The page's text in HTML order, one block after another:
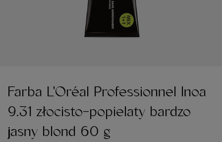
Farba L'Oréal Professionnel Inoa
9.31 złocisto-popielaty bardzo
jasny blond 60 g